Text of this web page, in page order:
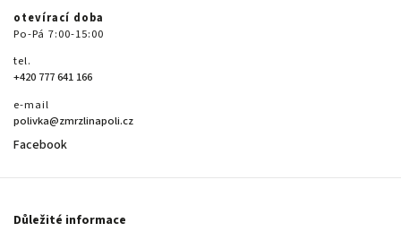
otevírací doba
Po-Pá 7:00-15:00
tel.
+420 777 641 166
e-mail
polivka@zmrzlinapoli.cz
Facebook
Důležité informace